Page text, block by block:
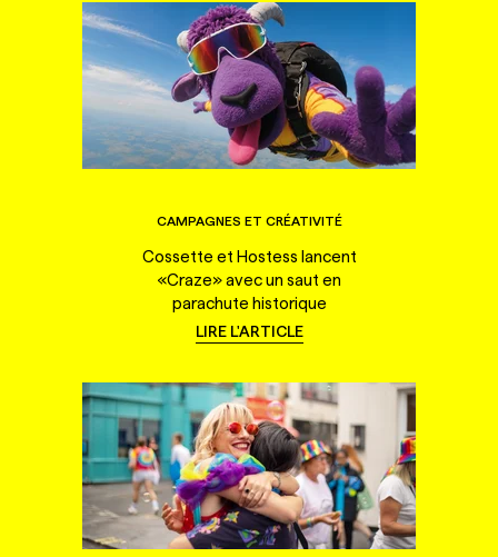
CAMPAGNES ET CRÉATIVITÉ
Cossette et Hostess lancent
«Craze» avec un saut en
parachute historique
LIRE L'ARTICLE